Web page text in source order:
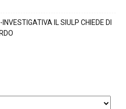
IL SIULP CHIEDE DI